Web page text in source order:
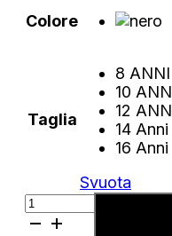
Colore
Taglia
8 ANNI
10
12
14 Anni
16 Anni
Svuota
Maglione
Calvin